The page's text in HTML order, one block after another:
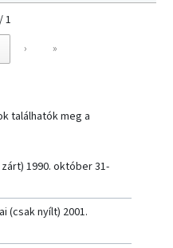
1
› »
találhatók meg a
1990. október 31-
(csak nyílt) 2001.